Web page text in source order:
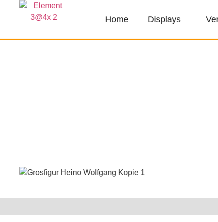
Home Displays